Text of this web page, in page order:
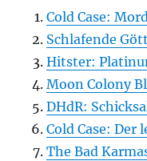
Cold Case:
Schlafende
Hitster:
Moon Colony
DHdR:
Cold Case: Der
The Bad